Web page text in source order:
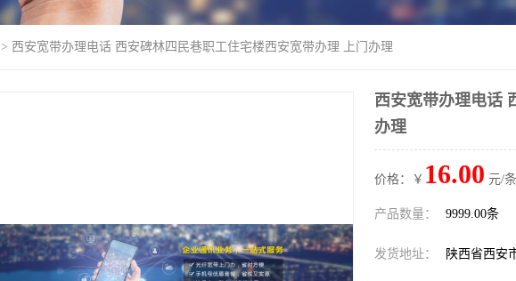
> 西安宽带办理电话 西安碑林四民巷职工住宅楼西安宽带办理 上门办理
西安宽带办理电话
办理
价格：￥ 16.00 元/
产品数量： 9999.00条
发货地址： 陕西省西安